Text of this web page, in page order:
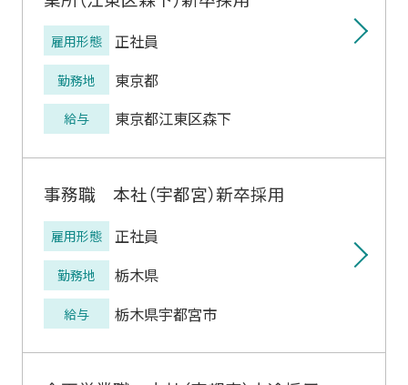
雇用形態 正社員
勤務地 東京都
給与 東京都江東区森下
事務職 本社（宇都宮）新卒採用
雇用形態 正社員
勤務地 栃木県
給与 栃木県宇都宮市